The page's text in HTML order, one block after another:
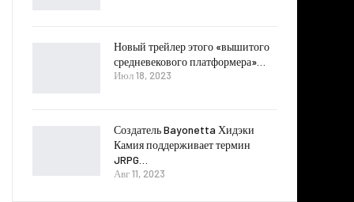
Новый трейлер этого «вышитого
средневекового платформера»…
Июл 18, 2023
Создатель Bayonetta Хидэки
Камия поддерживает термин
JRPG…
Авг 11, 2023